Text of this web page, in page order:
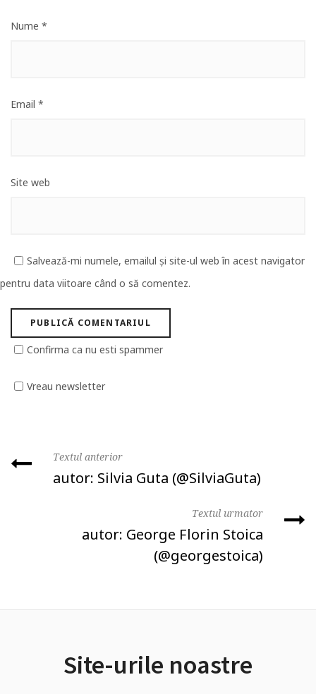
Nume *
Email *
Site web
Salvează-mi numele, emailul și site-ul web în acest navigator
pentru data viitoare când o să comentez.
Confirma ca nu esti spammer
Vreau newsletter
Textul anterior
autor: Silvia Guta ‏(@SilviaGuta)
Textul urmator
autor: George Florin Stoica
(@georgestoica)
Site-urile noastre